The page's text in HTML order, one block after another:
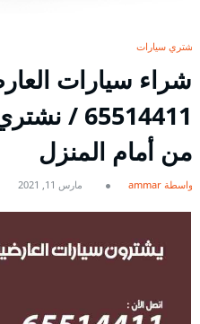
نشتري سيارات
شراء سيارات
من أمام المنزل
بواسطة ammar مارس 11, 2021